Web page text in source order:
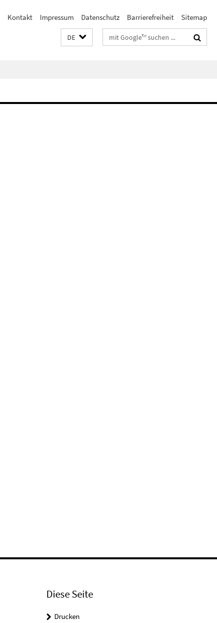
Kontakt Impressum Datenschutz Barrierefreiheit Sitemap
DE Suchbegriffe
Diese Seite
Drucken